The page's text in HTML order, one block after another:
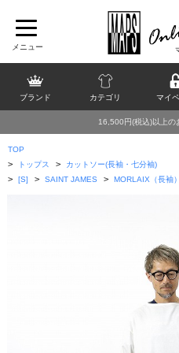
ブランド カテゴリ マイ
16,500円(税込)以上の
TOP
> トップス > カットソー(長袖・七分袖)
> [S] > SAINT JAMES > MORLAIX（長袖）